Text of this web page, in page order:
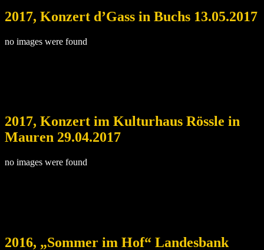
2017, Konzert d’Gass in Buchs 13.05.2017
no images were found
2017, Konzert im Kulturhaus Rössle in
Mauren 29.04.2017
no images were found
2016, „Sommer im Hof“ Landesbank